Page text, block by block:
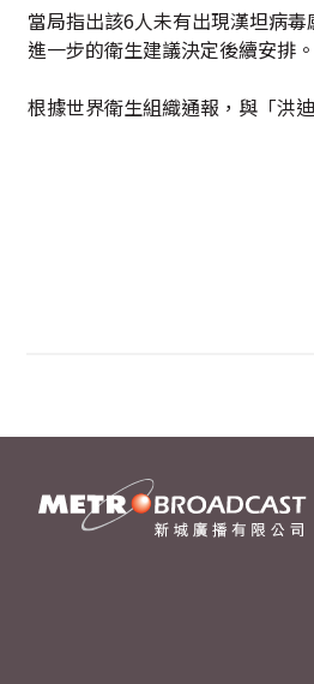
當局指出該6人未有出現漢坦病
進一步的衛生建議決定後續安排。
根據世界衛生組織通報，與「洪